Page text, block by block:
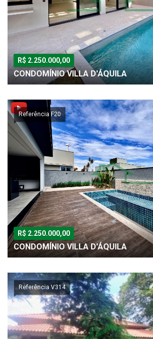
R$ 2.250.000,00
CONDOMÍNIO VILLA D'ÁQUILA
Referência F20
R$ 2.250.000,00
CONDOMÍNIO VILLA D'ÁQUILA
Referência V314